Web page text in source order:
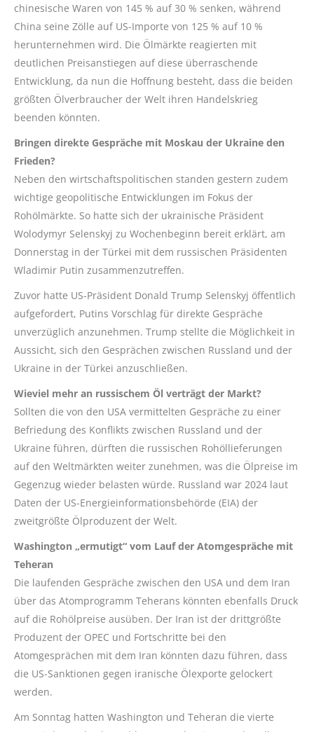
chinesische Waren von 145 % auf 30 % senken, während
China seine Zölle auf US-Importe von 125 % auf 10 %
herunternehmen wird. Die Ölmärkte reagierten mit
deutlichen Preisanstiegen auf diese überraschende
Entwicklung, da nun die Hoffnung besteht, dass die beiden
größten Ölverbraucher der Welt ihren Handelskrieg
beenden könnten.
Bringen direkte Gespräche mit Moskau der Ukraine den
Frieden?
Neben den wirtschaftspolitischen standen gestern zudem
wichtige geopolitische Entwicklungen im Fokus der
Rohölmärkte. So hatte sich der ukrainische Präsident
Wolodymyr Selenskyj zu Wochenbeginn bereit erklärt, am
Donnerstag in der Türkei mit dem russischen Präsidenten
Wladimir Putin zusammenzutreffen.
Zuvor hatte US-Präsident Donald Trump Selenskyj öffentlich
aufgefordert, Putins Vorschlag für direkte Gespräche
unverzüglich anzunehmen. Trump stellte die Möglichkeit in
Aussicht, sich den Gesprächen zwischen Russland und der
Ukraine in der Türkei anzuschließen.
Wieviel mehr an russischem Öl verträgt der Markt?
Sollten die von den USA vermittelten Gespräche zu einer
Befriedung des Konflikts zwischen Russland und der
Ukraine führen, dürften die russischen Rohöllieferungen
auf den Weltmärkten weiter zunehmen, was die Ölpreise im
Gegenzug wieder belasten würde. Russland war 2024 laut
Daten der US-Energieinformationsbehörde (EIA) der
zweitgrößte Ölproduzent der Welt.
Washington „ermutigt“ vom Lauf der Atomgespräche mit
Teheran
Die laufenden Gespräche zwischen den USA und dem Iran
über das Atomprogramm Teherans könnten ebenfalls Druck
auf die Rohölpreise ausüben. Der Iran ist der drittgrößte
Produzent der OPEC und Fortschritte bei den
Atomgesprächen mit dem Iran könnten dazu führen, dass
die US-Sanktionen gegen iranische Ölexporte gelockert
werden.
Am Sonntag hatten Washington und Teheran die vierte